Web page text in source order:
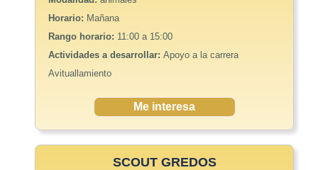
Horario: Mañana
Rango horario: 11:00 a 15:00
Actividades a desarrollar:Apoyo a la carrera
Avituallamiento
Me interesa
SCOUT GREDOS